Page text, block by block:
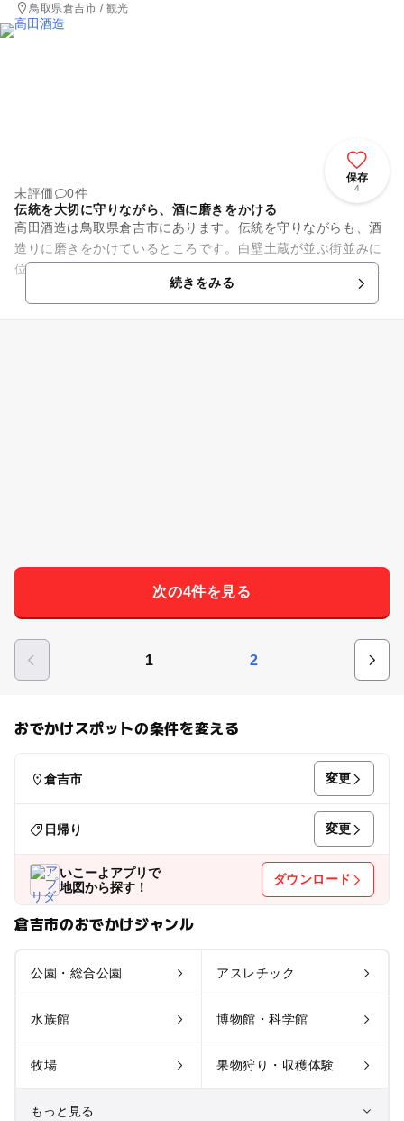
鳥取県倉吉市 / 観光
保存
4
未評価
0件
伝統を大切に守りながら、酒に磨きをかける
高田酒造は鳥取県倉吉市にあります。伝統を守りながらも、酒
造りに磨きをかけているところです。白壁土蔵が並ぶ街並みに
位置しています。この街並みは古い歴史を感じることができま
す。酒屋だけでなく醤油屋な...続きをみる
次の4件を見る
1 2
おでかけスポットの条件を変える
倉吉市 変更
日帰り 変更
いこーよアプリで
地図から探す！
ダウンロード
倉吉市のおでかけジャンル
公園・総合公園 アスレチック
水族館 博物館・科学館
牧場 果物狩り・収穫体験
もっと見る